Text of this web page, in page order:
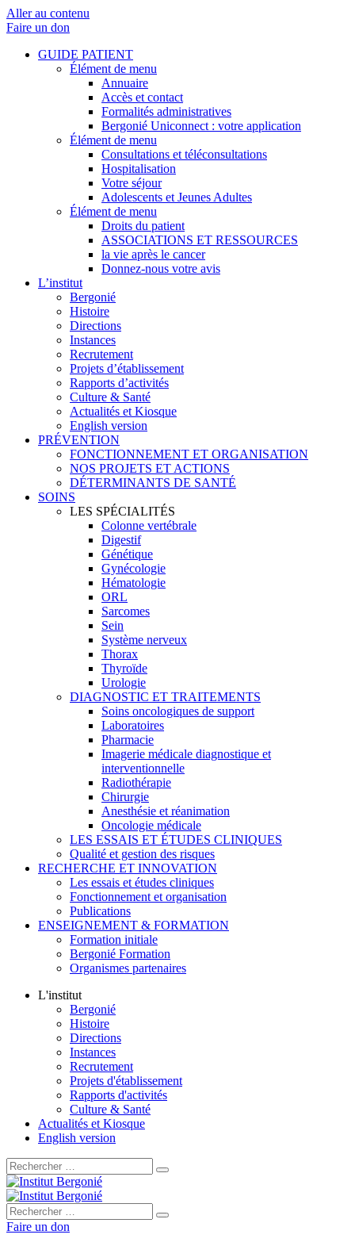
Aller au contenu
Faire un don
GUIDE PATIENT
Élément de menu
Annuaire
Accès et contact
Formalités administratives
Bergonié Uniconnect : votre application
Élément de menu
Consultations et téléconsultations
Hospitalisation
Votre séjour
Adolescents et Jeunes Adultes
Élément de menu
Droits du patient
ASSOCIATIONS ET RESSOURCES
la vie après le cancer
Donnez-nous votre avis
L’institut
Bergonié
Histoire
Directions
Instances
Recrutement
Projets d’établissement
Rapports d’activités
Culture & Santé
Actualités et Kiosque
English version
PRÉVENTION
FONCTIONNEMENT ET ORGANISATION
NOS PROJETS ET ACTIONS
DÉTERMINANTS DE SANTÉ
SOINS
LES SPÉCIALITÉS
Colonne vertébrale
Digestif
Génétique
Gynécologie
Hématologie
ORL
Sarcomes
Sein
Système nerveux
Thorax
Thyroïde
Urologie
DIAGNOSTIC ET TRAITEMENTS
Soins oncologiques de support
Laboratoires
Pharmacie
Imagerie médicale diagnostique et
interventionnelle
Radiothérapie
Chirurgie
Anesthésie et réanimation
Oncologie médicale
LES ESSAIS ET ÉTUDES CLINIQUES
Qualité et gestion des risques
RECHERCHE ET INNOVATION
Les essais et études cliniques
Fonctionnement et organisation
Publications
ENSEIGNEMENT & FORMATION
Formation initiale
Bergonié Formation
Organismes partenaires
L'institut
Bergonié
Histoire
Directions
Instances
Recrutement
Projets d'établissement
Rapports d'activités
Culture & Santé
Actualités et Kiosque
English version
Rechercher :
Rechercher :
Faire un don